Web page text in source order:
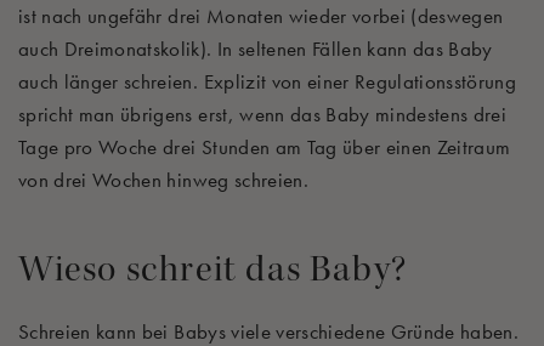
ist nach ungefähr drei Monaten wieder vorbei (deswegen
auch Dreimonatskolik). In seltenen Fällen kann das Baby
auch länger schreien. Explizit von einer Regulationsstörung
spricht man übrigens erst, wenn das Baby mindestens drei
Tage pro Woche drei Stunden am Tag über einen Zeitraum
von drei Wochen hinweg schreien.
Wieso schreit das Baby?
Schreien kann bei Babys viele verschiedene Gründe haben.